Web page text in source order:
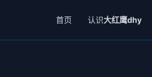
首页 认识大红鹰dhy